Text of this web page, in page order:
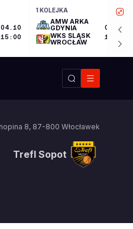
04.10
15:00
1 KOLEJKA
AMW ARKA
GDYNIA
WKS ŚLĄSK
WROCŁAW
04.10
17:30
8, 87-800 Włocławek
Trefl Sopot